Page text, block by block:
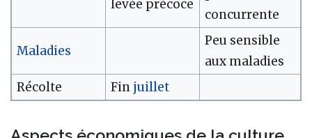
levée précoce
concurrente
Maladies
Peu sensible
aux maladies
Récolte
Fin juillet